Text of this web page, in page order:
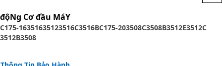
độNg Cơ đầu MáY
C175-16351635123516C3516BC175-203508C3508B3512E3512C
3512B3508